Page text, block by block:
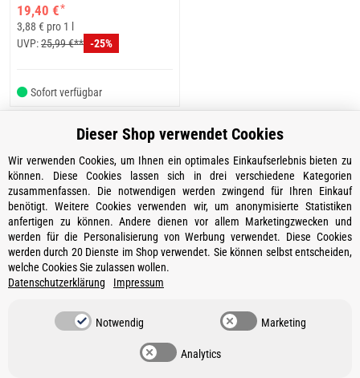
19,40 €*
3,88 € pro 1 l
UVP:25,99 €** -25%
Sofort verfügbar
Kontakt
Öffnungszeiten
Informationen
Ein Partner von
Vertrag widerrufen
Dieser Shop verwendet Cookies
Wir verwenden Cookies, um Ihnen ein optimales Einkaufserlebnis bieten zu
können. Diese Cookies lassen sich in drei verschiedene Kategorien
zusammenfassen. Die notwendigen werden zwingend für Ihren Einkauf
benötigt. Weitere Cookies verwenden wir, um anonymisierte Statistiken
anfertigen zu können. Andere dienen vor allem Marketingzwecken und
werden für die Personalisierung von Werbung verwendet. Diese Cookies
werden durch 20 Dienste im Shop verwendet. Sie können selbst entscheiden,
welche Cookies Sie zulassen wollen.
Datenschutzerklärung Impressum
Notwendig Marketing
Analytics